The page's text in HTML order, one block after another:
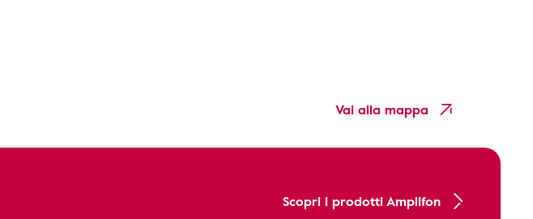
Vai alla mappa
Scopri i prodotti Amplifon